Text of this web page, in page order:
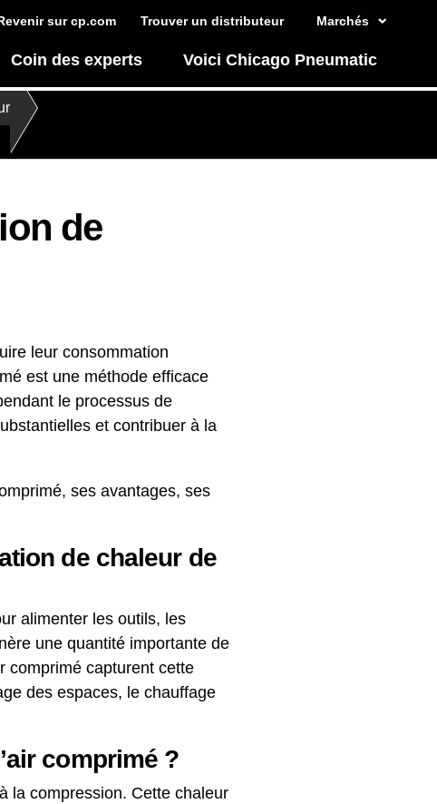
Marchés
sur cp.com Trouver un distributeur
Coin des experts Voici Chicago Pneumatic
de
leur consommation
est une méthode efficace
le processus de
et contribuer à la
ses avantages, ses
de chaleur de
alimenter les outils, les
une quantité importante de
comprimé capturent cette
des espaces, le chauffage
comprimé ?
la compression. Cette chaleur